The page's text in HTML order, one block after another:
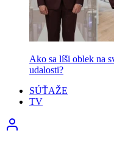
Ako sa líši oblek na
udalosti?
SÚŤAŽE
TV